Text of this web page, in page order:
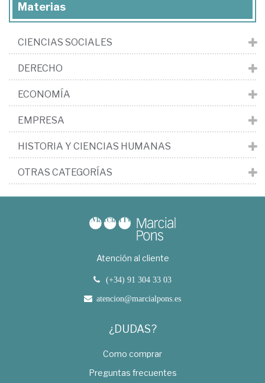
Materias
CIENCIAS SOCIALES
DERECHO
ECONOMÍA
EMPRESA
HISTORIA Y CIENCIAS HUMANAS
OTRAS CATEGORÍAS
Atención al cliente
(+34) 91 304 33 03
atencion@marcialpons.es
¿DUDAS?
Como comprar
Preguntas frecuentes